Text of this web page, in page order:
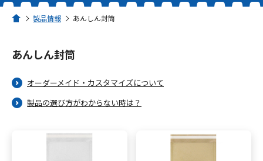
リサイクルへの取り組み
活用事例
川上産業について
ホーム
製品情報 あんしん封筒
あんしん封筒
オーダーメイド・カスタマイズについて
製品の選び方がわからない時は？